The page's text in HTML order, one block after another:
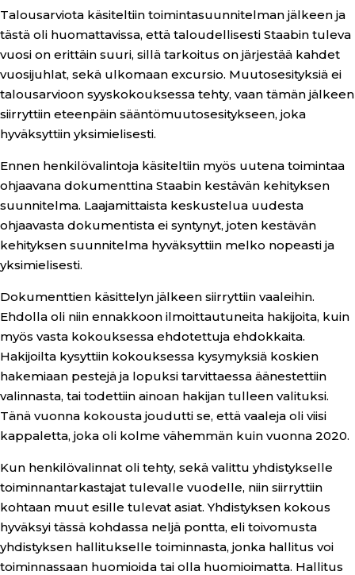
Talousarviota käsiteltiin toimintasuunnitelman jälkeen ja
tästä oli huomattavissa, että taloudellisesti Staabin tuleva
vuosi on erittäin suuri, sillä tarkoitus on järjestää kahdet
vuosijuhlat, sekä ulkomaan excursio. Muutosesityksiä ei
talousarvioon syyskokouksessa tehty, vaan tämän jälkeen
siirryttiin eteenpäin sääntömuutosesitykseen, joka
hyväksyttiin yksimielisesti.
Ennen henkilövalintoja käsiteltiin myös uutena toimintaa
ohjaavana dokumenttina Staabin kestävän kehityksen
suunnitelma. Laajamittaista keskustelua uudesta
ohjaavasta dokumentista ei syntynyt, joten kestävän
kehityksen suunnitelma hyväksyttiin melko nopeasti ja
yksimielisesti.
Dokumenttien käsittelyn jälkeen siirryttiin vaaleihin.
Ehdolla oli niin ennakkoon ilmoittautuneita hakijoita, kuin
myös vasta kokouksessa ehdotettuja ehdokkaita.
Hakijoilta kysyttiin kokouksessa kysymyksiä koskien
hakemiaan pestejä ja lopuksi tarvittaessa äänestettiin
valinnasta, tai todettiin ainoan hakijan tulleen valituksi.
Tänä vuonna kokousta joudutti se, että vaaleja oli viisi
kappaletta, joka oli kolme vähemmän kuin vuonna 2020.
Kun henkilövalinnat oli tehty, sekä valittu yhdistykselle
toiminnantarkastajat tulevalle vuodelle, niin siirryttiin
kohtaan muut esille tulevat asiat. Yhdistyksen kokous
hyväksyi tässä kohdassa neljä pontta, eli toivomusta
yhdistyksen hallitukselle toiminnasta, jonka hallitus voi
toiminnassaan huomioida tai olla huomioimatta. Hallitus